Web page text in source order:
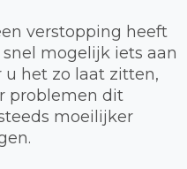
verstopping heeft
mogelijk iets aan
u het zo laat zitten,
problemen dit
moeilijker